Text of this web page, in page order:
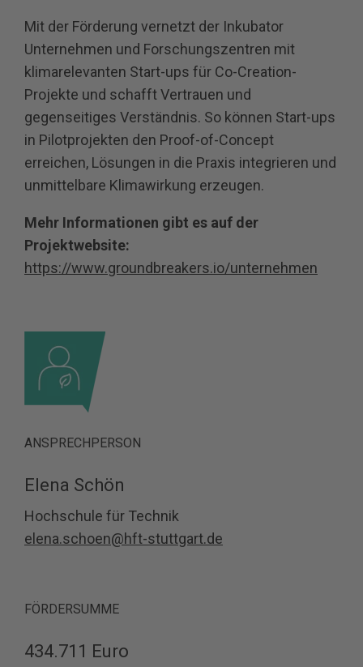
Mit der Förderung vernetzt der Inkubator
Unternehmen und Forschungszentren mit
klimarelevanten Start‐ups für Co‐Creation‐
Projekte und schafft Vertrauen und
gegenseitiges Verständnis. So können Start‐ups
in Pilotprojekten den Proof‐of‐Concept
erreichen, Lösungen in die Praxis integrieren und
unmittelbare Klimawirkung erzeugen.
Mehr Informationen gibt es auf der
Projektwebsite:
https://www.groundbreakers.io/unternehmen
ANSPRECHPERSON
Elena Schön
Hochschule für Technik
elena.schoen@hft-stuttgart.de
FÖRDERSUMME
434.711 Euro